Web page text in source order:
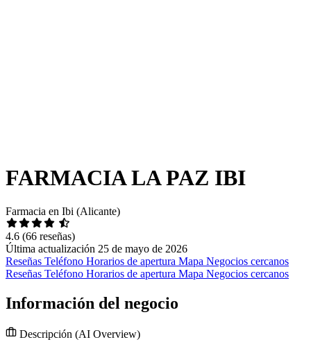
FARMACIA LA PAZ IBI
Farmacia en Ibi (Alicante)
4.6 (66 reseñas)
Última actualización 25 de mayo de 2026
Reseñas Teléfono Horarios de apertura Mapa Negocios cercanos
Reseñas Teléfono Horarios de apertura Mapa Negocios cercanos
Información del negocio
Descripción (AI Overview)